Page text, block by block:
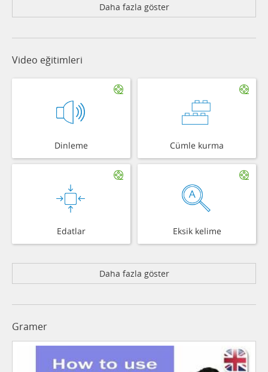
Daha fazla göster
Video eğitimleri
Dinleme Cümle kurma
Edatlar Eksik kelime
Daha fazla göster
Gramer